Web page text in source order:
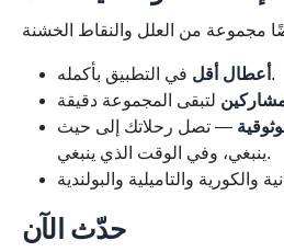
أعطال أقل في التطبيق بأكمله.
— تصل رحلاتك إلى حيث
ينبغي، وفي الوقت الذي ينبغي.
حدّث الآن